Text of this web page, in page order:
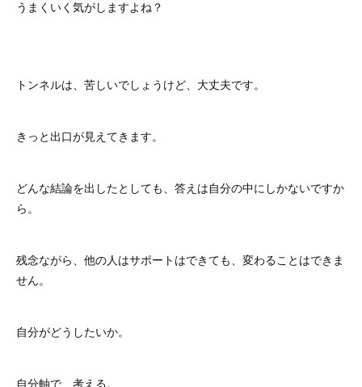
うまくいく気がしますよね？
トンネルは、苦しいでしょうけど、大丈夫です。
きっと出口が見えてきます。
どんな結論を出したとしても、答えは自分の中にしかないですか
ら。
残念ながら、他の人はサポートはできても、変わることはできま
せん。
自分がどうしたいか。
自分軸で、考える。